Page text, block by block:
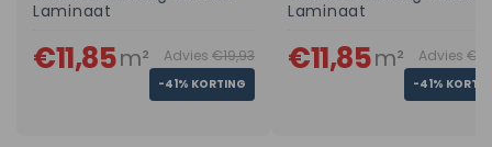
Laminaat
€11,85m² Advies €19,93
-41% KORTING
Laminaat
€11,85m² Advies
-41%